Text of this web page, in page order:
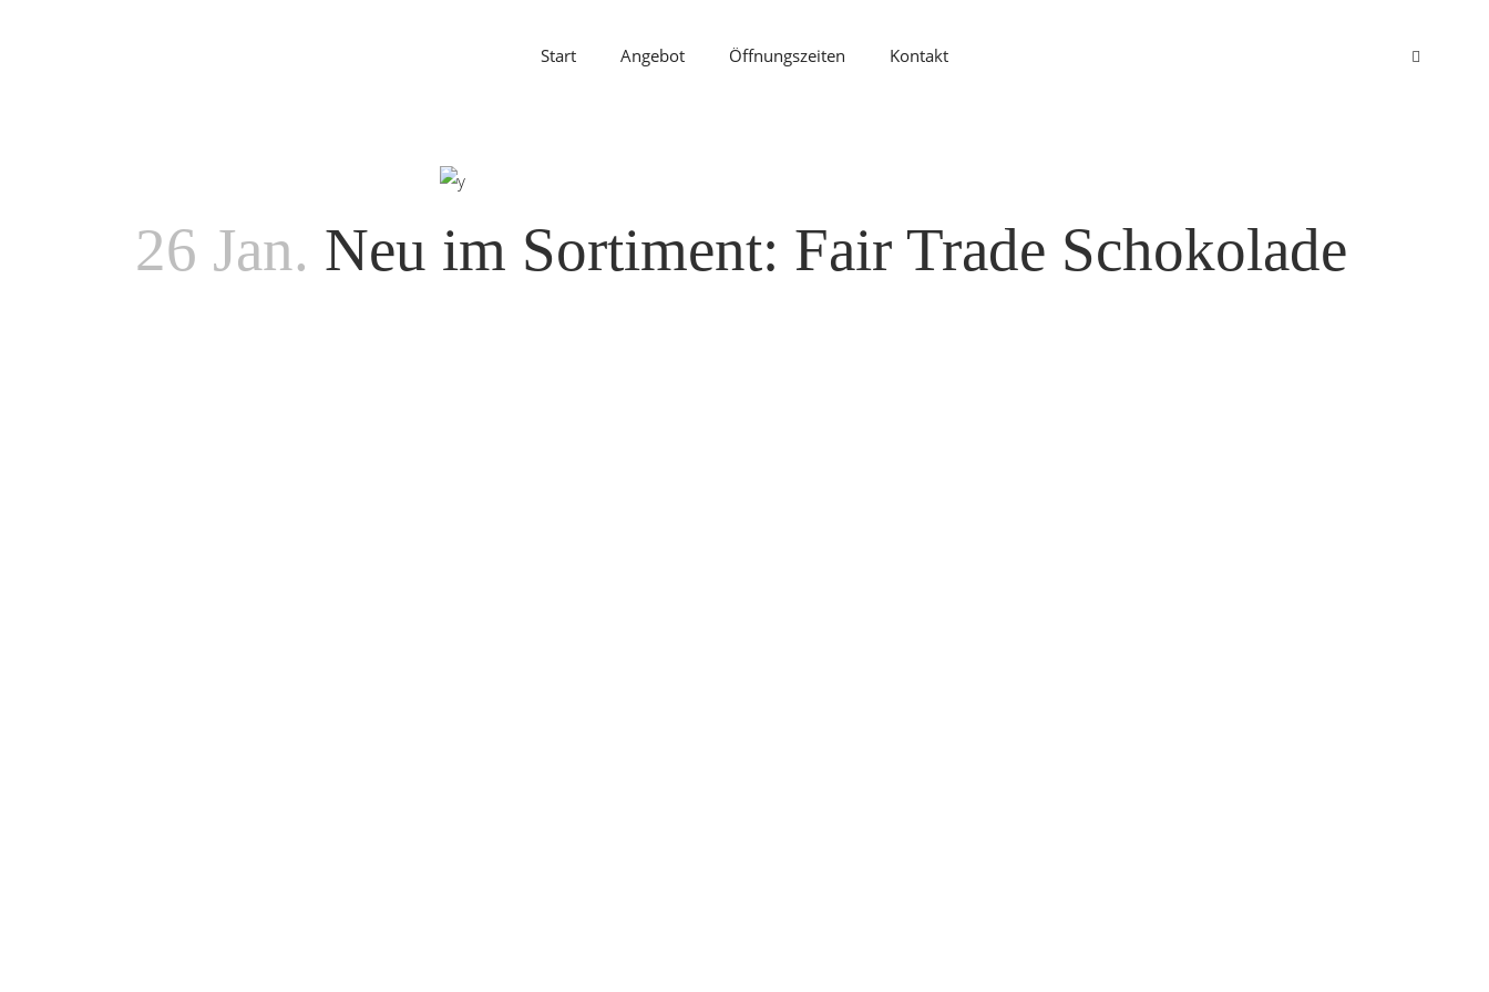
Start Angebot Öffnungszeiten Kontakt
26 Jan. Neu im Sortiment: Fair Trade Schokolade